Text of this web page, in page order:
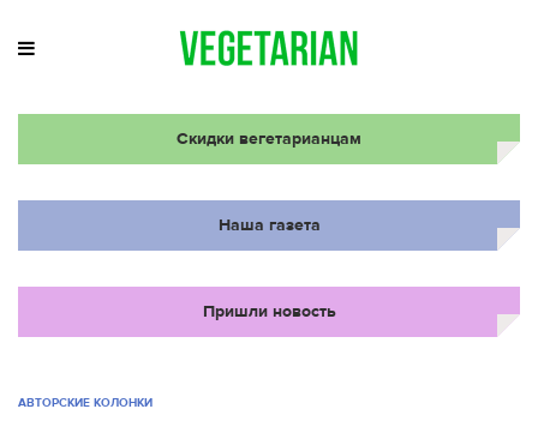
Скидки вегетарианцам
Наша газета
Пришли новость
АВТОРСКИЕ КОЛОНКИ